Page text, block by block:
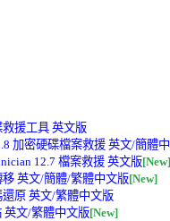
救援工具 英文版
加密硬碟檔案救援 英文/簡體
12.7 檔案救援 英文版[New]
移 英文/簡體/繁體中文版[New]
還原 英文/繁體中文版
英文/繁體中文版[New]